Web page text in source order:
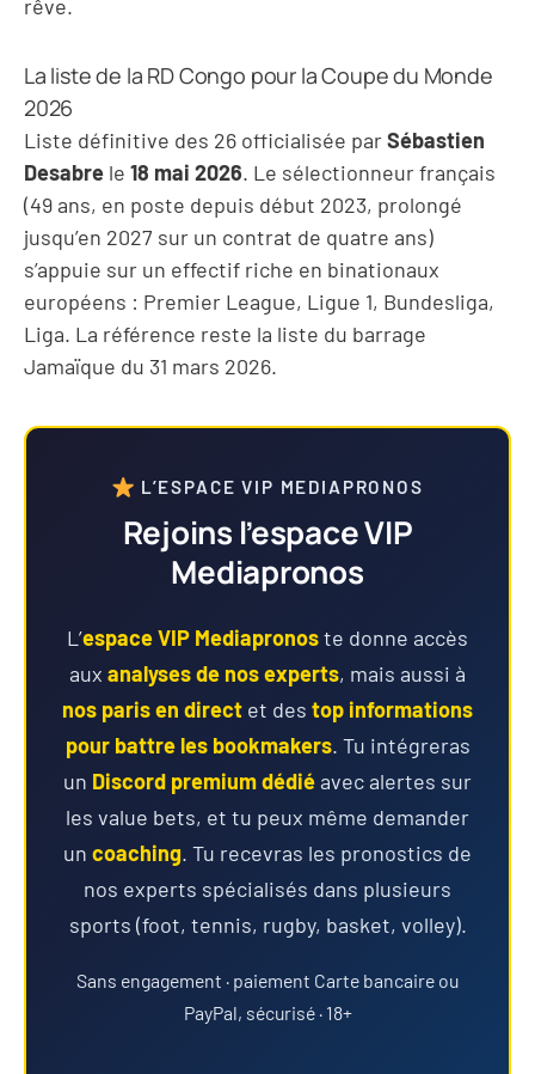
rêve.
La liste de la RD Congo pour la Coupe du Monde
2026
Liste définitive des 26 officialisée parSébastien
Desabre le 18 mai 2026. Le sélectionneur français
(49 ans, en poste depuis début 2023, prolongé
jusqu’en 2027 sur un contrat de quatre ans)
s’appuie sur un effectif riche en binationaux
européens : Premier League, Ligue 1, Bundesliga,
Liga. La référence reste la liste du barrage
Jamaïque du 31 mars 2026.
L’ESPACE VIP MEDIAPRONOS
Rejoins l’espace VIP
Mediapronos
L’espace VIP Mediapronoste donne accès
aux analyses de nos experts, mais aussi à
nos paris en direct et des top informations
pour battre les bookmakers. Tu intégreras
un Discord premium dédié avec alertes sur
les value bets, et tu peux même demander
un coaching. Tu recevras les pronostics de
nos experts spécialisés dans plusieurs
sports (foot, tennis, rugby, basket, volley).
Sans engagement · paiement Carte bancaire ou
PayPal, sécurisé · 18+